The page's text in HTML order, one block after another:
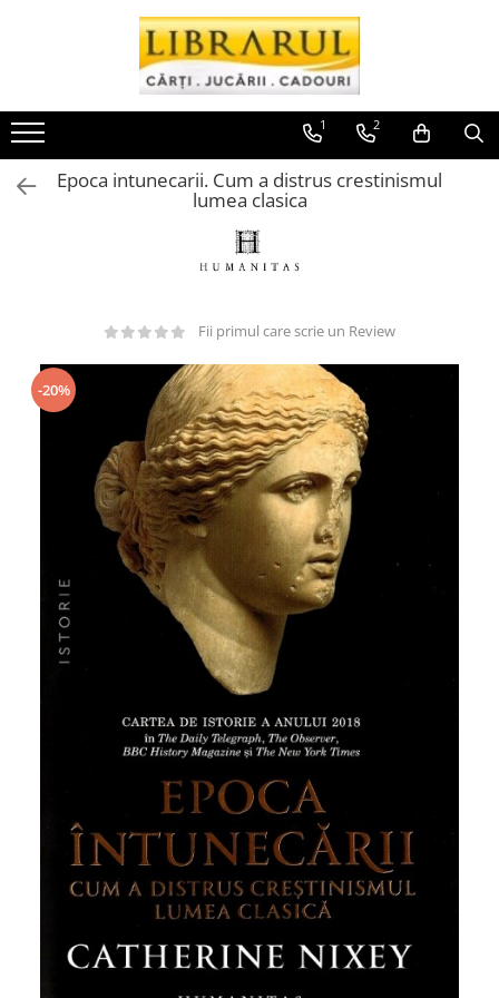
Toate Produsele
CARTI
Arta, arhitectura si fotografie
Arhitectura
Memorii si jurnale
Teorie si critica literara
Business, economie, finante
Finante si investitii
Management si leadership
Resurse umane
Vanzari si marketing
Carte scolara
Atlase, dictionare si enciclopedii
Dictionare de limba romana
Ghiduri de conversatie
Invatamant gimnazial
Invatamant primar
Invatarea limbilor straine
Carti in limba engleza
1 2
Epoca intunecarii. Cum a distrus crestinismul
lumea clasica
Fii primul care scrie un Review
-20%